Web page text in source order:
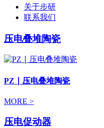
关于步研
联系我们
压电叠堆陶瓷
PZ ∣ 压电叠堆陶瓷
MORE >
压电促动器